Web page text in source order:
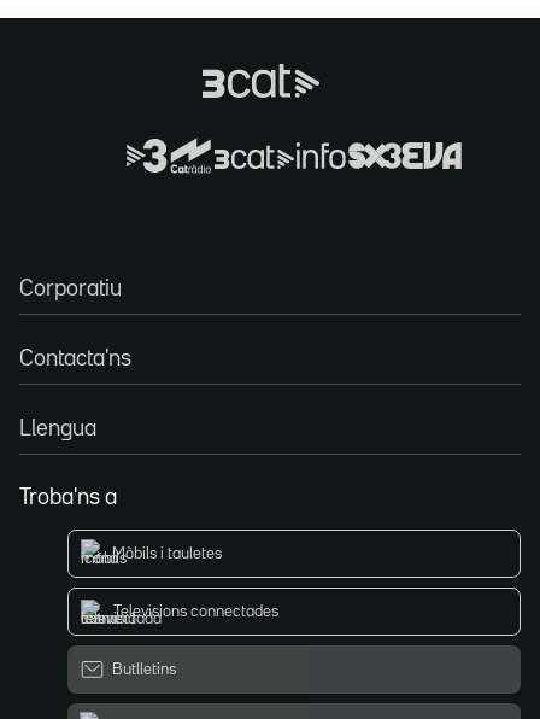
Corporatiu
Contacta'ns
Llengua
Troba'ns a
Mòbils i tauletes
Televisions connectades
Butlletins